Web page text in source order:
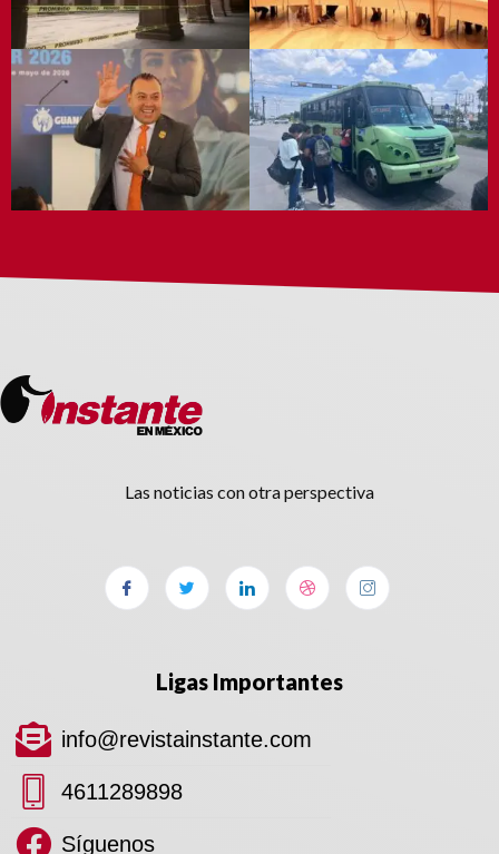
Las noticias con otra perspectiva
Ligas Importantes
info@revistainstante.com
4611289898
Síguenos